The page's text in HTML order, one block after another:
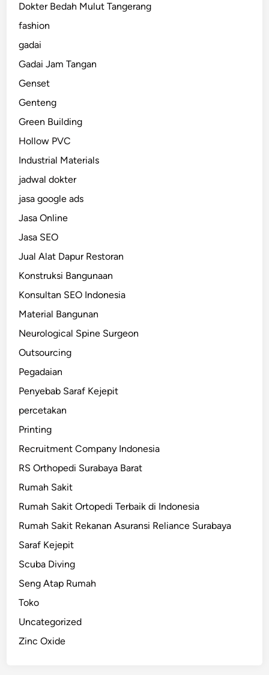
Dokter Bedah Mulut Tangerang
fashion
gadai
Gadai Jam Tangan
Genset
Genteng
Green Building
Hollow PVC
Industrial Materials
jadwal dokter
jasa google ads
Jasa Online
Jasa SEO
Jual Alat Dapur Restoran
Konstruksi Bangunaan
Konsultan SEO Indonesia
Material Bangunan
Neurological Spine Surgeon
Outsourcing
Pegadaian
Penyebab Saraf Kejepit
percetakan
Printing
Recruitment Company Indonesia
RS Orthopedi Surabaya Barat
Rumah Sakit
Rumah Sakit Ortopedi Terbaik di Indonesia
Rumah Sakit Rekanan Asuransi Reliance Surabaya
Saraf Kejepit
Scuba Diving
Seng Atap Rumah
Toko
Uncategorized
Zinc Oxide